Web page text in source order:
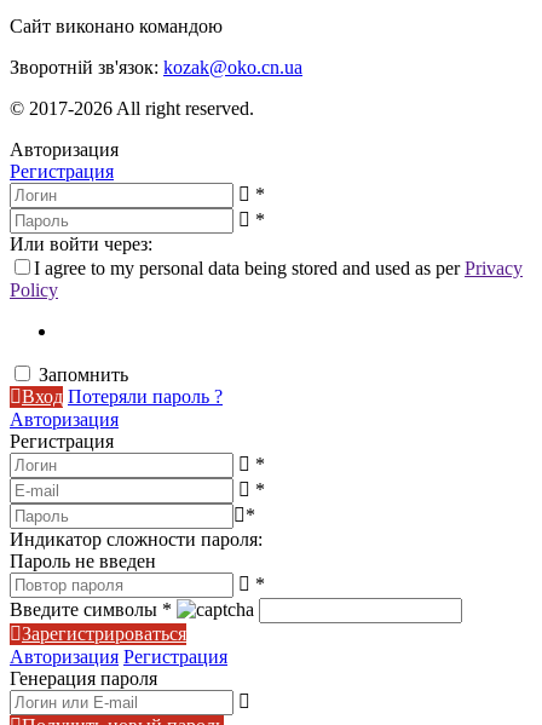
Сайт виконано командою
Зворотній зв'язок: kozak@oko.cn.ua
© 2017-2026 All right reserved.
Авторизация
Регистрация
*
*
Или войти через:
I agree to my personal data being stored and used as perPrivacy
Policy
Запомнить
Вход Потеряли пароль ?
Авторизация
Регистрация
*
*
*
Индикатор сложности пароля:
Пароль не введен
*
Введите символы *
Зарегистрироваться
Авторизация Регистрация
Генерация пароля